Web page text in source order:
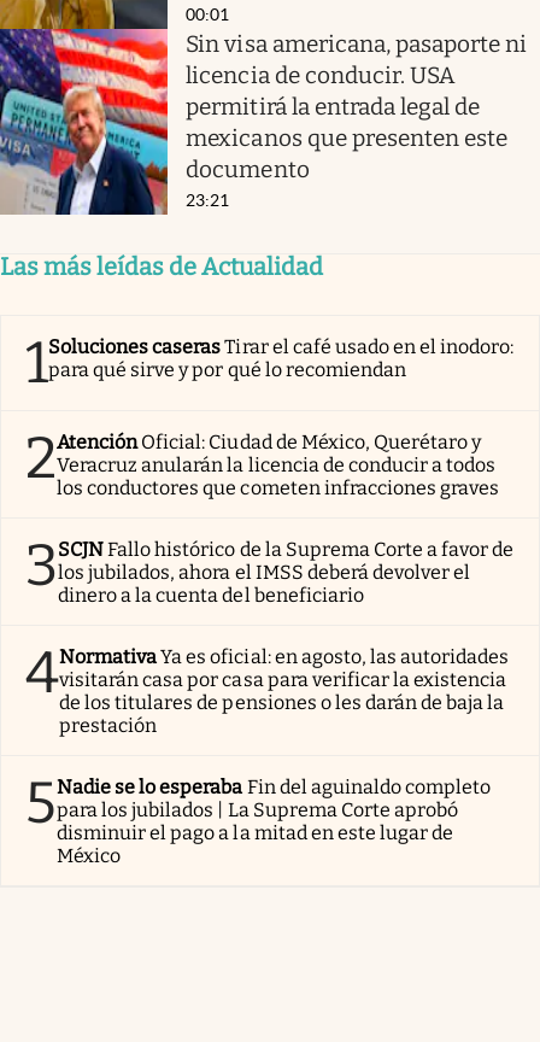
00:01
Sin visa americana, pasaporte ni
licencia de conducir. USA
permitirá la entrada legal de
mexicanos que presenten este
documento
23:21
Las más leídas de Actualidad
1Soluciones caserasTirar el café usado en el inodoro:
para qué sirve y por qué lo recomiendan
2AtenciónOficial: Ciudad de México, Querétaro y
Veracruz anularán la licencia de conducir a todos
los conductores que cometen infracciones graves
3SCJNFallo histórico de la Suprema Corte a favor de
los jubilados, ahora el IMSS deberá devolver el
dinero a la cuenta del beneficiario
4NormativaYa es oficial: en agosto, las autoridades
visitarán casa por casa para verificar la existencia
de los titulares de pensiones o les darán de baja la
prestación
5Nadie se lo esperaba Fin del aguinaldo completo
para los jubilados | La Suprema Corte aprobó
disminuir el pago a la mitad en este lugar de
México